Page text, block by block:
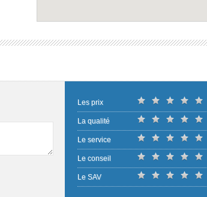
Les prix
La qualité
Le service
Le conseil
Le SAV